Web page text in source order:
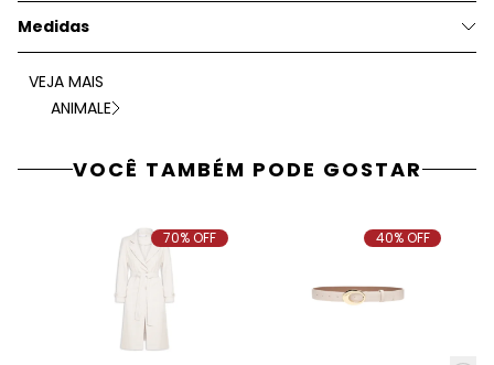
Medidas
VEJA MAIS
ANIMALE
VOCÊ TAMBÉM PODE GOSTAR
70% OFF 40% OFF